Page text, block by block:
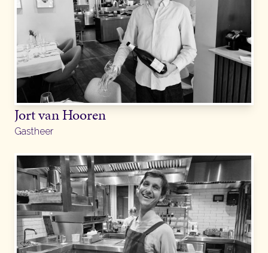
Jort van Hooren
Gastheer